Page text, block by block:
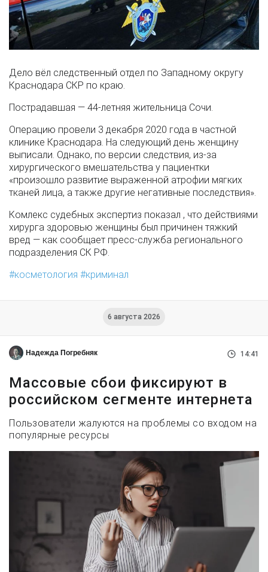
Дело вёл следственный отдел по Западному округу
Краснодара СКР по краю.
Пострадавшая — 44-летняя жительница Сочи.
Операцию провели 3 декабря 2020 года в частной
клинике Краснодара. На следующий день женщину
выписали. Однако, по версии следствия, из-за
хирургического вмешательства у пациентки
«произошло развитие выраженной атрофии мягких
тканей лица, а также другие негативные последствия».
Комлекс судебных экспертиз показал , что действиями
хирурга здоровью женщины был причинен тяжкий
вред — как сообщает пресс-служба регионального
подразделения СК РФ.
косметология
криминал
6 августа 2026
Надежда Погребняк 14:41
Массовые сбои фиксируют в
российском сегменте интернета
Пользователи жалуются на проблемы со входом на
популярные ресурсы